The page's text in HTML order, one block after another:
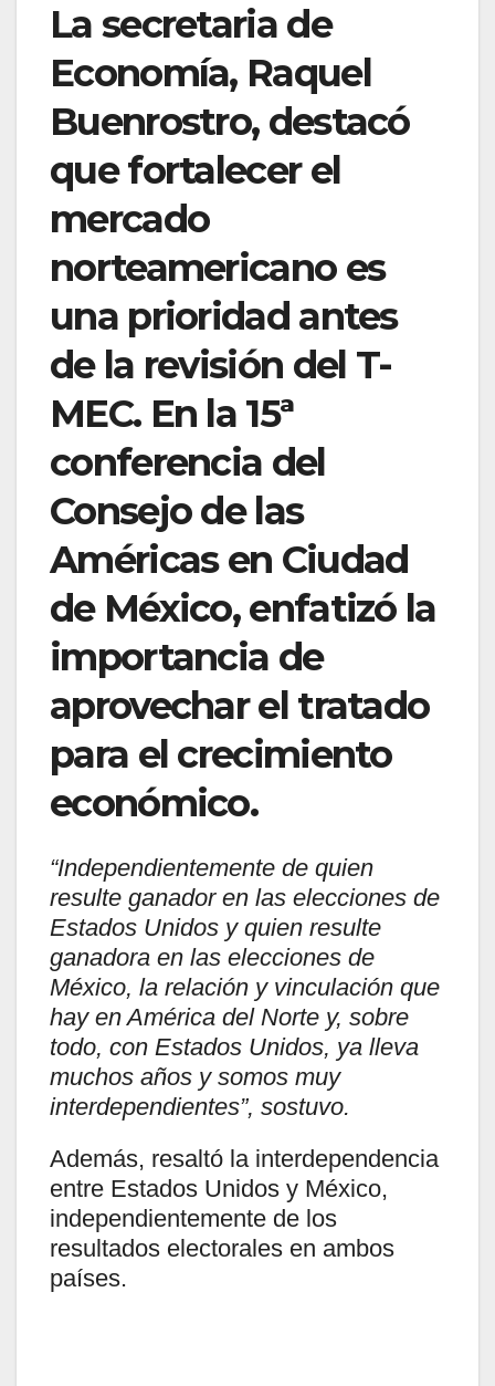
La secretaria de
Economía, Raquel
Buenrostro, destacó
que fortalecer el
mercado
norteamericano es
una prioridad antes
de la revisión del T-
MEC. En la 15ª
conferencia del
Consejo de las
Américas en Ciudad
de México, enfatizó la
importancia de
aprovechar el tratado
para el crecimiento
económico.
“Independientemente de quien
resulte ganador en las elecciones de
Estados Unidos y quien resulte
ganadora en las elecciones de
México, la relación y vinculación que
hay en América del Norte y, sobre
todo, con Estados Unidos, ya lleva
muchos años y somos muy
interdependientes”, sostuvo.
Además, resaltó la interdependencia
entre Estados Unidos y México,
independientemente de los
resultados electorales en ambos
países.